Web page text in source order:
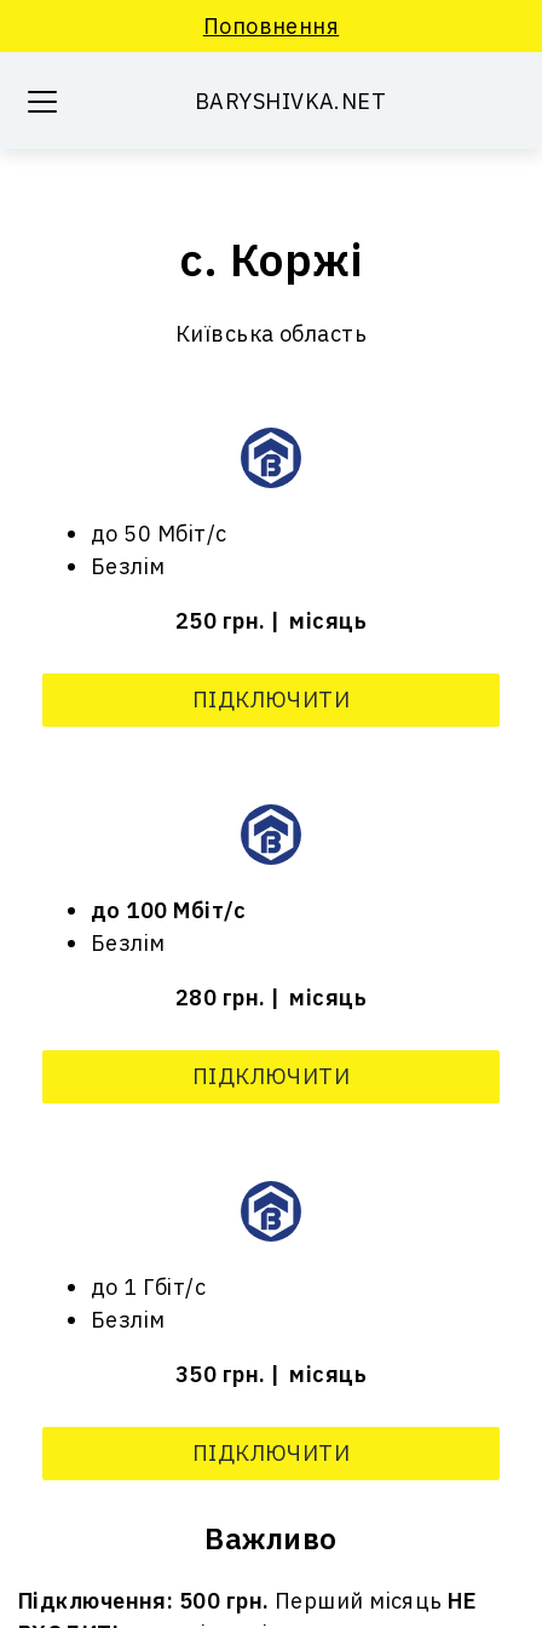
Поповнення
BARYSHIVKA.NET
с. Коржі
Київська область
до 50 Мбіт/с
Безлім
250 грн.
місяць
ПІДКЛЮЧИТИ
до 100 Мбіт/с
Безлім
280 грн.
місяць
ПІДКЛЮЧИТИ
до 1 Гбіт/с
Безлім
350 грн.
місяць
ПІДКЛЮЧИТИ
Важливо
Підключення: 500 грн. Перший місяць НЕ